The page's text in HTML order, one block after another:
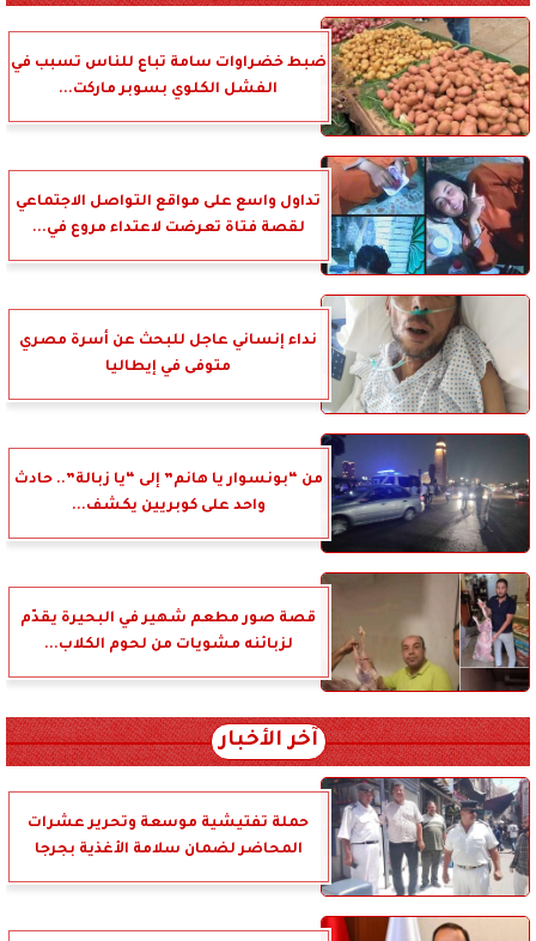
ضبط خضراوات سامة تباع للناس تسبب في
الفشل الكلوي بسوبر ماركت...
تداول واسع على مواقع التواصل الاجتماعي
لقصة فتاة تعرضت لاعتداء مروع في...
نداء إنساني عاجل للبحث عن أسرة مصري
متوفى في إيطاليا
من “بونسوار يا هانم” إلى “يا زبالة”.. حادث
واحد على كوبريين يكشف...
قصة صور مطعم شهير في البحيرة يقدّم
لزبائنه مشويات من لحوم الكلاب...
آخر الأخبار
حملة تفتيشية موسعة وتحرير عشرات
المحاضر لضمان سلامة الأغذية بجرجا